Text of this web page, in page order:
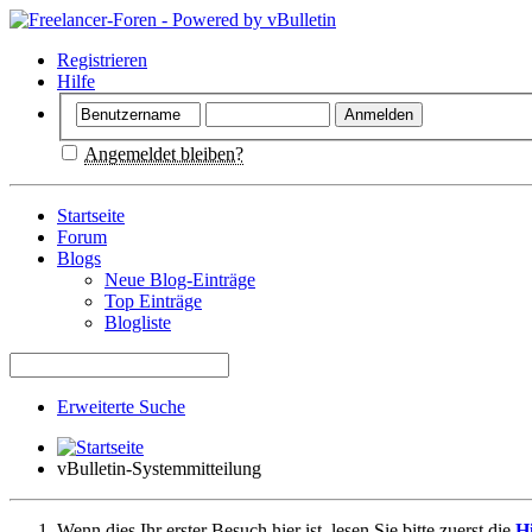
Registrieren
Hilfe
Angemeldet bleiben?
Startseite
Forum
Blogs
Neue Blog-Einträge
Top Einträge
Blogliste
Erweiterte Suche
vBulletin-Systemmitteilung